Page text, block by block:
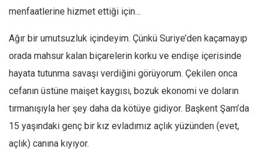
Siyaset
Avrupa
Asya
Afrika
İslam Dünyası
Amerika
menfaatlerine hizmet ettiği için…
Ağır bir umutsuzluk içindeyim. Çünkü Suriye’den kaçamayıp
orada mahsur kalan biçarelerin korku ve endişe içerisinde
hayata tutunma savaşı verdiğini görüyorum. Çekilen onca
cefanın üstüne maişet kaygısı, bozuk ekonomi ve doların
tırmanışıyla her şey daha da kötüye gidiyor. Başkent Şam’da
15 yaşındaki genç bir kız evladımız açlık yüzünden (evet,
açlık) canına kıyıyor.